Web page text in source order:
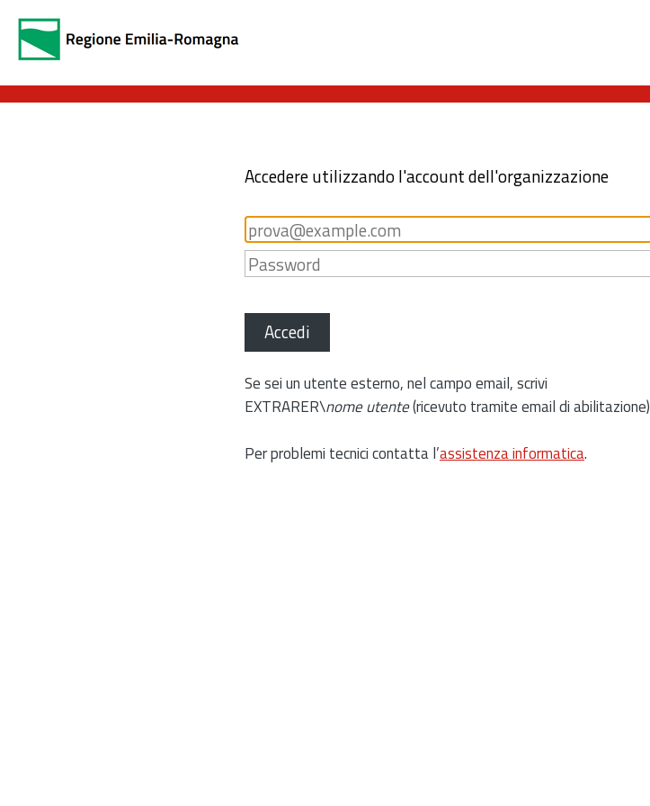
Accedere utilizzando l'account dell'organizzazione
Accedi
Se sei un utente esterno, nel campo email, scrivi
EXTRARER\nome utente(ricevuto tramite email di abilitazione)
Per problemi tecnici contatta l’assistenza informatica.